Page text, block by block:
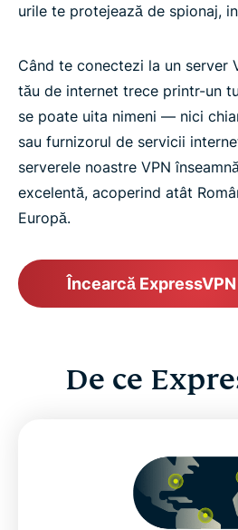
urile te protejează de spionaj,
Când te conectezi la un server
tău de internet trece printr-un
se poate uita nimeni — nici
sau furnizorul de servicii
serverele noastre VPN
excelentă, acoperind atât
Europă.
Încearcă
De ce